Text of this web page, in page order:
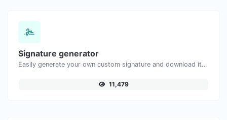
Signature generator
Easily generate your own custom signature and download it with ease.
11,479